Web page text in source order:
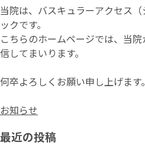
当院は、バスキュラーアクセス
ックです。
こちらのホームページでは、当
信してまいります。
何卒よろしくお願い申し上げます。
お知らせ
最近の投稿